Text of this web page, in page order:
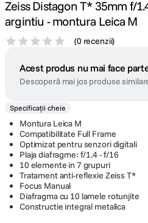
Zeiss Distagon T* 35mm f/
argintiu - montura Leica M
(0 recenzii)
Acest produs nu mai face
Descoperă mai jos produse
Specificații cheie
Montura Leica M
Compatibilitate Full Frame
Optimizat pentru senzori digitali
Plaja diafragme: f/1.4 - f/16
10 elemente in 7 grupuri
Tratament anti-reflexie Zeiss T*
Focus Manual
Diafragma cu 10 lamele rotunjite
Constructie integral metalica